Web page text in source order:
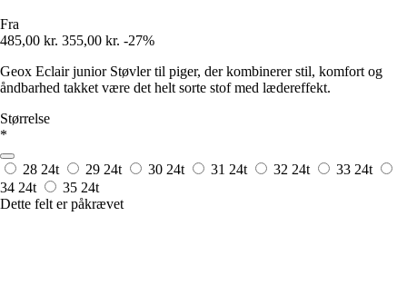
Fra
485,00 kr. 355,00 kr. -27%
Geox Eclair junior Støvler til piger, der kombinerer stil, komfort og
åndbarhed takket være det helt sorte stof med lædereffekt.
Størrelse
*
28 24t 29 24t 30 24t 31 24t 32 24t 33 24t
34 24t 35 24t
Dette felt er påkrævet